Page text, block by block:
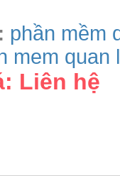
phần mềm
mem quan
Liên hệ